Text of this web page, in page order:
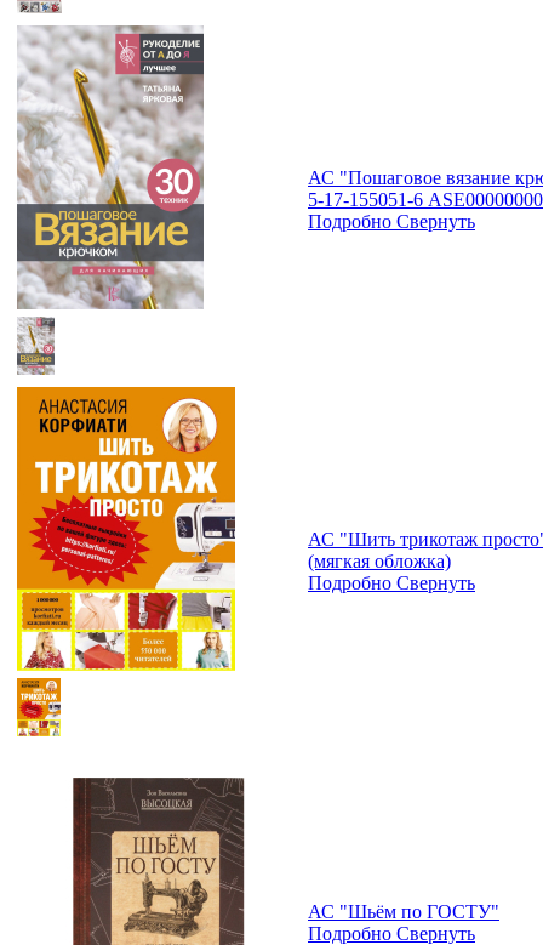
АС "Пошаговое вязание
5-17-155051-6
Подробно Свернуть
АС "Шить трикотаж
(мягкая обложка)
Подробно Свернуть
АС "Шьём по ГОСТУ"
Подробно Свернуть